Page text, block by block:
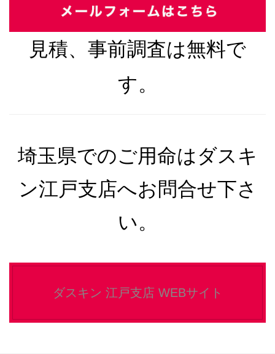
見積、事前調査は無料で
す。
埼玉県でのご用命はダスキ
ン江戸支店へお問合せ下さ
い。
ダスキン 江戸支店 WEBサイト